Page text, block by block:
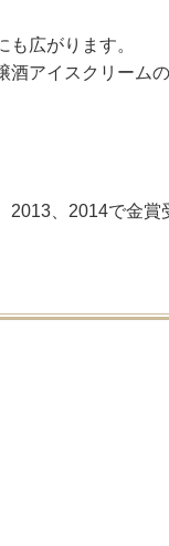
広がります。
酒アイスクリー
、2014で金賞